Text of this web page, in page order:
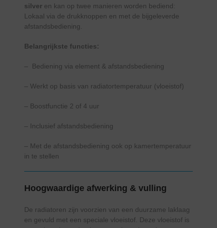
silver en kan op twee manieren worden bediend:
Lokaal via de drukknoppen en met de bijgeleverde
afstandsbediening.
Belangrijkste functies:
– Bediening via element & afstandsbediening
– Werkt op basis van radiatortemperatuur (vloeistof)
– Boostfunctie 2 of 4 uur
– Inclusief afstandsbediening
– Met de afstandsbediening ook op kamertemperatuur
in te stellen
Hoogwaardige afwerking & vulling
De radiatoren zijn voorzien van een duurzame laklaag
en gevuld met een speciale vloeistof. Deze vloeistof is